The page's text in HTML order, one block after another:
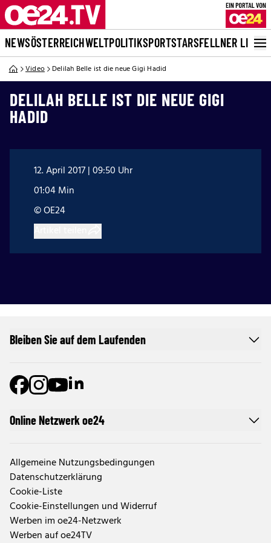
NEWSÖSTERREICHWELTPOLITIKSPORTSTARSFELLNER LIVE
Video Delilah Belle ist die neue Gigi Hadid
DELILAH BELLE IST DIE NEUE GIGI
HADID
12. April 2017 | 09:50 Uhr
01:04 Min
© OE24
Online Netzwerk oe24
Allgemeine Nutzungsbedingungen
Datenschutzerklärung
Cookie-Liste
Cookie-Einstellungen und Widerruf
Werben im oe24-Netzwerk
Werben auf oe24TV
Bleiben Sie auf dem Laufenden